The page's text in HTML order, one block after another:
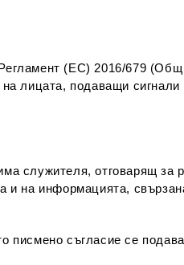
(ЕС) 2016/679
лицата, подаващи
служителя, отговарящ за
информацията,
писмено съгласие се